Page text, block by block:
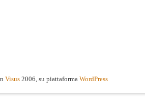
Visus 2006, su piattaforma WordPress